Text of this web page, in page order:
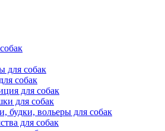
для собак
собак
для собак
для собак
будки, вольеры для собак
для собак